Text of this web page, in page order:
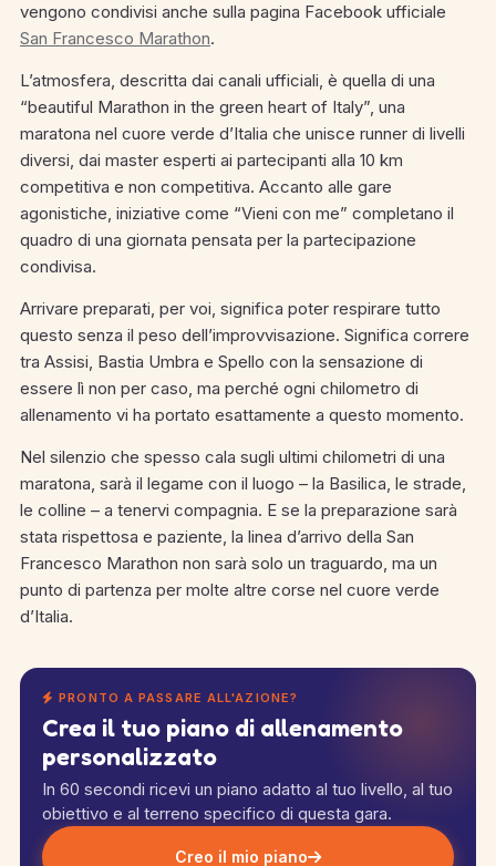
vengono condivisi anche sulla pagina Facebook ufficiale
San Francesco Marathon.
L’atmosfera, descritta dai canali ufficiali, è quella di una
“beautiful Marathon in the green heart of Italy”, una
maratona nel cuore verde d’Italia che unisce runner di livelli
diversi, dai master esperti ai partecipanti alla 10 km
competitiva e non competitiva. Accanto alle gare
agonistiche, iniziative come “Vieni con me” completano il
quadro di una giornata pensata per la partecipazione
condivisa.
Arrivare preparati, per voi, significa poter respirare tutto
questo senza il peso dell’improvvisazione. Significa correre
tra Assisi, Bastia Umbra e Spello con la sensazione di
essere lì non per caso, ma perché ogni chilometro di
allenamento vi ha portato esattamente a questo momento.
Nel silenzio che spesso cala sugli ultimi chilometri di una
maratona, sarà il legame con il luogo – la Basilica, le strade,
le colline – a tenervi compagnia. E se la preparazione sarà
stata rispettosa e paziente, la linea d’arrivo della San
Francesco Marathon non sarà solo un traguardo, ma un
punto di partenza per molte altre corse nel cuore verde
d’Italia.
PRONTO A PASSARE ALL'AZIONE?
Crea il tuo piano di allenamento
personalizzato
In 60 secondi ricevi un piano adatto al tuo livello, al tuo
obiettivo e al terreno specifico di questa gara.
Creo il mio piano